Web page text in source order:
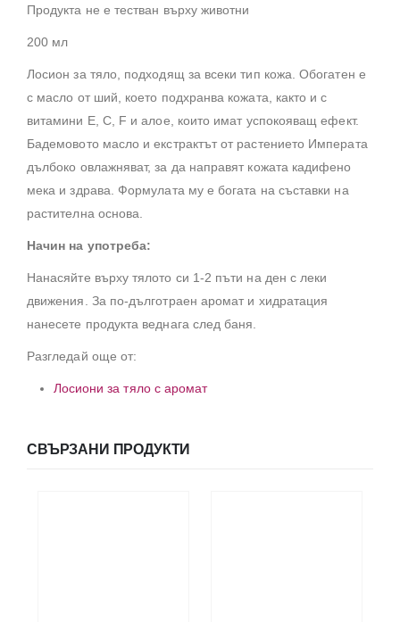
Продукта не е тестван върху животни
200 мл
Лосион за тяло, подходящ за всеки тип кожа. Обогатен е
с масло от ший, което подхранва кожата, както и с
витамини E, C, F и алое, които имат успокояващ ефект.
Бадемовото масло и екстрактът от растението Императа
дълбоко овлажняват, за да направят кожата кадифено
мека и здрава. Формулата му е богата на съставки на
растителна основа.
Начин на употреба:
Нанасяйте върху тялото си 1-2 пъти на ден с леки
движения. За по-дълготраен аромат и хидратация
нанесете продукта веднага след баня.
Разгледай още от:
Лосиони за тяло с аромат
СВЪРЗАНИ ПРОДУКТИ